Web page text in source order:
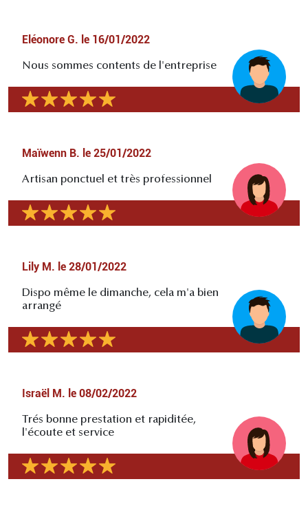
Eléonore G. le 16/01/2022
Nous sommes contents de l'entreprise
Maïwenn B. le 25/01/2022
Artisan ponctuel et très professionnel
Lily M. le 28/01/2022
Dispo même le dimanche, cela m'a bien
arrangé
Israël M. le 08/02/2022
Trés bonne prestation et rapiditée,
l'écoute et service